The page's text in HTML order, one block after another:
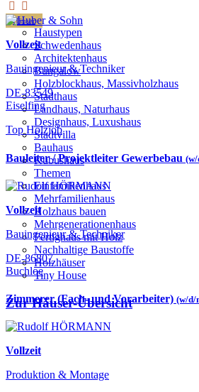
Häuser
Haustypen
Schwedenhaus
Architektenhaus
Bungalow
Holzblockhaus, Massivholzhaus
Stadthaus
Landhaus, Naturhaus
Designhaus, Luxushaus
Stadtvilla
Bauhaus
Kubushaus
Themen
Einfamilienhaus
Mehrfamilienhaus
Holzhaus bauen
Mehrgenerationenhaus
Fertighaus mit Holz
Nachhaltige Baustoffe
Holzhäuser
Tiny House
Zur Häuser-Übersicht
Vollzeit
Bauingenieur & Techniker
DE-83549
Eiselfing
Top Holzjob
Bauleiter / Projektleiter Gewerbebau
Vollzeit
Bauingenieur & Techniker
DE-86807
Buchloe
Zimmerer (Fach- und Vorarbeiter) (w/d/
Vollzeit
Produktion & Montage